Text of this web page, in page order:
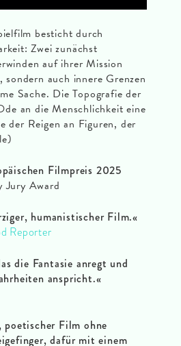
besticht durch
Zwei zunächst
auf ihrer Mission
auch innere Grenzen
Sache. Die Topografie der
an die Menschlichkeit eine
der Reigen an Figuren, der
Filmpreis 2025
Jury Award
humanistischer Film.«
Reporter
die Fantasie anregt und
anspricht.«
poetischer Film ohne
dafür mit einem